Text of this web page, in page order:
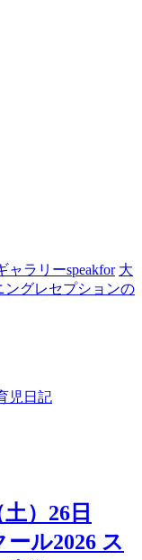
ャラリーspeakfor 大
ングレセプションの
）26日
ール2026 ス